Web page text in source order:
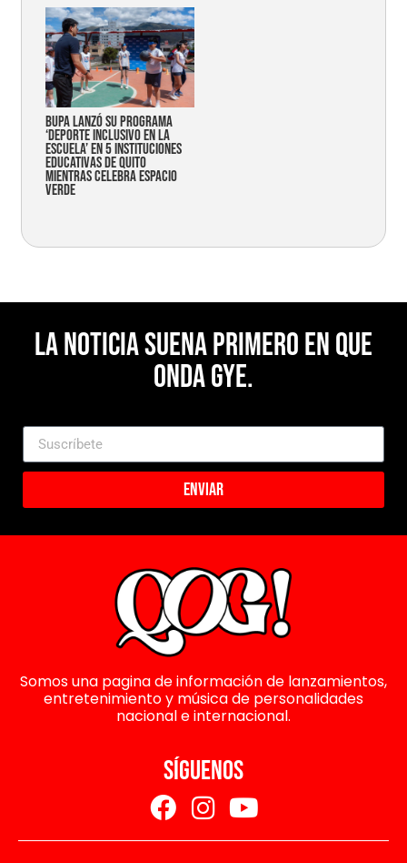
Bupa lanzó su programa
‘Deporte Inclusivo en la
Escuela’ en 5 instituciones
educativas de Quito
mientras celebra espacio
verde
La noticia suena primero en Que
Onda Gye.
Enviar
Somos una pagina de información de lanzamientos,
entretenimiento y música de personalidades
nacional e internacional.
SÍGUENOS